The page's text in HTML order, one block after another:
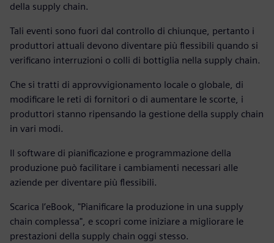
della supply chain.
Tali eventi sono fuori dal controllo di chiunque, pertanto i
produttori attuali devono diventare più flessibili quando si
verificano interruzioni o colli di bottiglia nella supply chain.
Che si tratti di approvvigionamento locale o globale, di
modificare le reti di fornitori o di aumentare le scorte, i
produttori stanno ripensando la gestione della supply chain
in vari modi.
Il software di pianificazione e programmazione della
produzione può facilitare i cambiamenti necessari alle
aziende per diventare più flessibili.
Scarica l’eBook, "Pianificare la produzione in una supply
chain complessa", e scopri come iniziare a migliorare le
prestazioni della supply chain oggi stesso.